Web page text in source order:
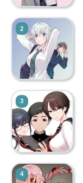
2
3
4